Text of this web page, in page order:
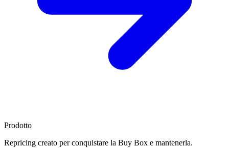
Prodotto
Repricing creato perconquistare la Buy Box e mantenerla.